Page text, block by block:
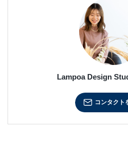
Lampoa Design
コンタクト